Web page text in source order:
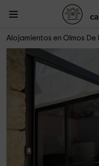
Alojamientos en Olmos De